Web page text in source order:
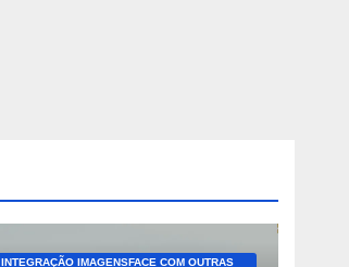
INTEGRAÇÃO IMAGENSFACE COM OUTRAS